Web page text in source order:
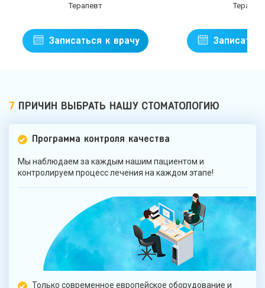
Терапевт
Записаться к врачу
7 ПРИЧИН ВЫБРАТЬ НАШУ СТОМАТОЛОГИЮ
Программа контроля качества
Мы наблюдаем за каждым нашим пациентом и
контролируем процесс лечения на каждом этапе!
Только современное европейское оборудование и